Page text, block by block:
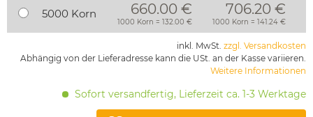
5000 Korn 660.00 €
1000 Korn = 132.00 €
706.20 €
1000 Korn = 141.24 €
inkl. MwSt. zzgl. Versandkosten
Abhängig von der Lieferadresse kann die USt. an der Kasse variieren.
Weitere Informationen
Sofort versandfertig, Lieferzeit ca. 1-3 Werktage